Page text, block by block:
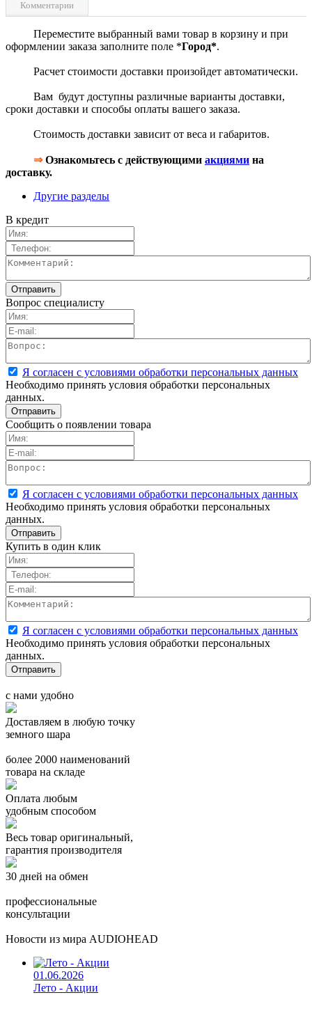
Комментарии
Переместите выбранный вами товар в корзину и при
оформлении заказа заполните поле *Город*.
Расчет стоимости доставки произойдет автоматически.
Вам будут доступны различные варианты доставки,
сроки доставки и способы оплаты вашего заказа.
Стоимость доставки зависит от веса и габаритов.
⇒Ознакомьтесь с действующими акциями на
доставку.
Другие разделы
В кредит
Вопрос специалисту
Я согласен с условиями обработки персональных данных
Необходимо принять условия обработки персональных
данных.
Сообщить о появлении товара
Я согласен с условиями обработки персональных данных
Необходимо принять условия обработки персональных
данных.
Купить в один клик
Я согласен с условиями обработки персональных данных
Необходимо принять условия обработки персональных
данных.
с нами удобно
Доставляем в любую точку
земного шара
более 2000 наименований
товара на складе
Оплата любым
удобным способом
Весь товар оригинальный,
гарантия производителя
30 дней на обмен
профессиональные
консультации
Новости из мира AUDIOHEAD
01.06.2026
Лето - Акции